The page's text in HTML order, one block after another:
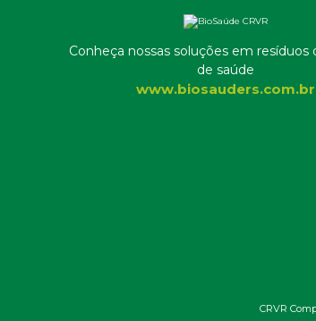
Conheça nossas soluções em resíduos
de saúde
www.biosauders.com.br
CRVR